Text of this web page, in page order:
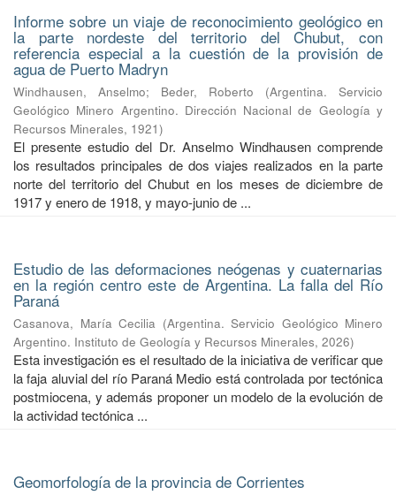
Informe sobre un viaje de reconocimiento geológico en
la parte nordeste del territorio del Chubut, con
referencia especial a la cuestión de la provisión de
agua de Puerto Madryn
Windhausen, Anselmo; Beder, Roberto (Argentina. Servicio
Geológico Minero Argentino. Dirección Nacional de Geología y
Recursos Minerales, 1921)
El presente estudio del Dr. Anselmo Windhausen comprende
los resultados principales de dos viajes realizados en la parte
norte del territorio del Chubut en los meses de diciembre de
1917 y enero de 1918, y mayo-junio de ...
Estudio de las deformaciones neógenas y cuaternarias
en la región centro este de Argentina. La falla del Río
Paraná
Casanova, María Cecilia (Argentina. Servicio Geológico Minero
Argentino. Instituto de Geología y Recursos Minerales, 2026)
Esta investigación es el resultado de la iniciativa de verificar que
la faja aluvial del río Paraná Medio está controlada por tectónica
postmiocena, y además proponer un modelo de la evolución de
la actividad tectónica ...
Geomorfología de la provincia de Corrientes